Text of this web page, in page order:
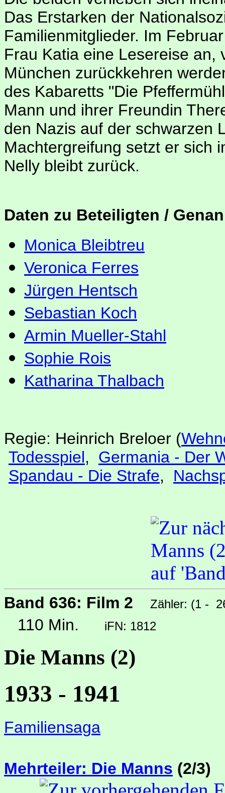
Das Erstarken der
Familienmitglieder. Im
Frau Katia eine Lesereise an,
München zurückkehren
des Kabaretts "Die
Mann und ihrer Freundin
den Nazis auf der schwarzen
Machtergreifung setzt er sich
Nelly bleibt zurück.
Daten zu Beteiligten /
Monica Bleibtreu
Veronica Ferres
Jürgen Hentsch
Sebastian Koch
Armin Mueller-Stahl
Sophie Rois
Katharina Thalbach
Regie: Heinrich Breloer (
Todesspiel, Germania - Der
Spandau - Die Strafe,
Band 636: Film 2 Zähler: (1 -
110 Min. iFN: 1812
Die Manns (2)
1933 - 1941
Familiensaga
Mehrteiler: Die Manns (2/3)